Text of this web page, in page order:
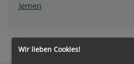
Jemen
Wir lieben Cookies!